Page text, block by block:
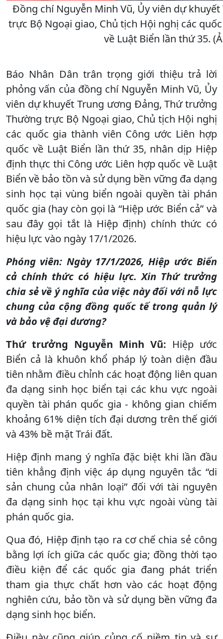
Đồng chí Nguyễn Minh Vũ, Ủy viên dự
trực Bộ Ngoại giao, Chủ tịch Hội nghị các
về Luật Biển lần thứ 35.
Báo Nhân Dân trân trọng giới thiệu trả lời
phỏng vấn của đồng chí Nguyễn Minh Vũ, Ủy
viên dự khuyết Trung ương Đảng, Thứ trưởng
Thường trực Bộ Ngoại giao, Chủ tịch Hội nghị
các quốc gia thành viên Công ước Liên hợp
quốc về Luật Biển lần thứ 35, nhân dịp Hiệp
định thực thi Công ước Liên hợp quốc về Luật
Biển về bảo tồn và sử dụng bền vững đa dạng
sinh học tại vùng biển ngoài quyền tài phán
quốc gia (hay còn gọi là “Hiệp ước Biển cả” và
sau đây gọi tắt là Hiệp định) chính thức có
hiệu lực vào ngày 17/1/2026.
Phóng viên: Ngày 17/1/2026, Hiệp ước Biển
cả chính thức có hiệu lực. Xin Thứ trưởng
chia sẻ về ý nghĩa của việc này đối với nỗ lực
chung của cộng đồng quốc tế trong quản lý
và bảo vệ đại dương?
Thứ trưởng Nguyễn Minh Vũ: Hiệp ước
Biển cả là khuôn khổ pháp lý toàn diện đầu
tiên nhằm điều chỉnh các hoạt động liên quan
đa dạng sinh học biển tại các khu vực ngoài
quyền tài phán quốc gia - không gian chiếm
khoảng 61% diện tích đại dương trên thế giới
và 43% bề mặt Trái đất.
Hiệp định mang ý nghĩa đặc biệt khi lần đầu
tiên khẳng định việc áp dụng nguyên tắc “di
sản chung của nhân loại” đối với tài nguyên
đa dạng sinh học tại khu vực ngoài vùng tài
phán quốc gia.
Qua đó, Hiệp định tạo ra cơ chế chia sẻ công
bằng lợi ích giữa các quốc gia; đồng thời tạo
điều kiện để các quốc gia đang phát triển
tham gia thực chất hơn vào các hoạt động
nghiên cứu, bảo tồn và sử dụng bền vững đa
dạng sinh học biển.